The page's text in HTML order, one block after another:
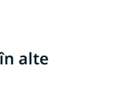
alte